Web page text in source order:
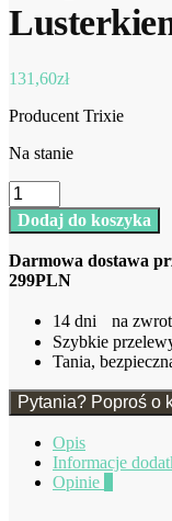
131,60zł
Producent Trixie
Na stanie
ilość
Szop
Zawieszka
Lusterkiem
Trixie
Dodaj do koszyka
Darmowa dostawa
299PLN
14 dni na
Szybkie
Tania,
Pytania? Poproś o
Opis
Informacje
Opinie